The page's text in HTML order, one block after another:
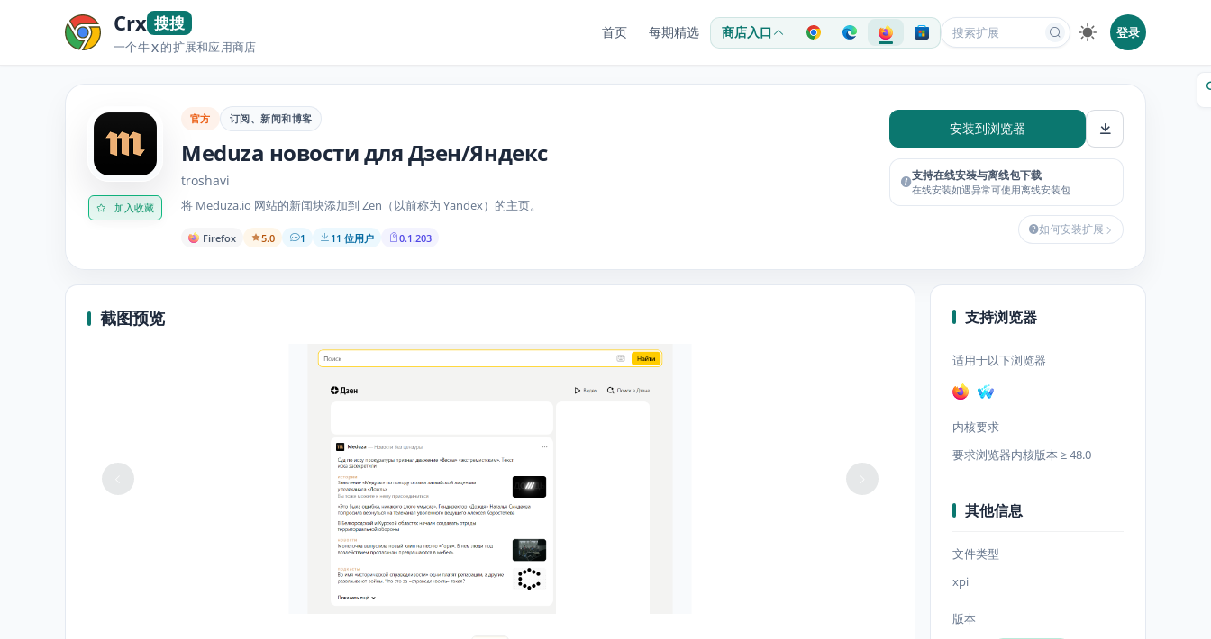
Crx 搜搜
一个牛X的扩展和应用商店
首页 每期精选 商店入口 登录
加入收藏
官方 订阅、新闻和博客
Meduza новости для Дзен/Яндекс
troshavi
将 Meduza.io 网站的新闻块添加到 Zen（以前称为 Yandex）的主页。
Firefox 5.0 1 11 位用户 0.1.203
安装到浏览器
支持在线安装与离线包下载
在线安装如遇异常可使用离线安装包
如何安装扩展
截图预览 支持浏览器
适用于以下浏览器
内核要求
要求浏览器内核版本 ≥ 48.0
其他信息
文件类型
xpi
版本